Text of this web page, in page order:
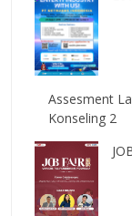
Assesment
Konseling 2